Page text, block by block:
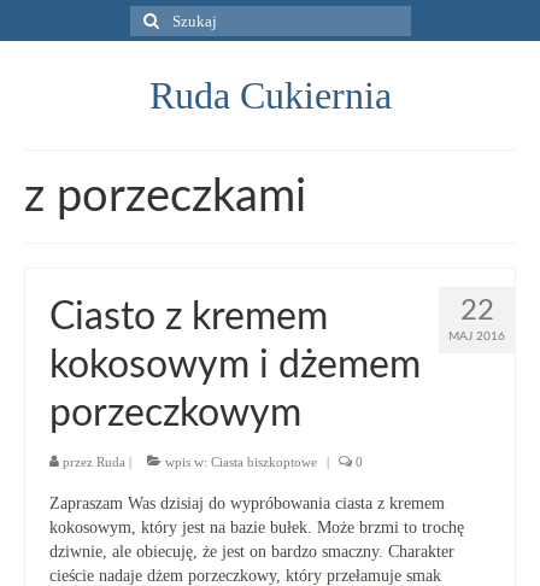
Szuklaj
w:
Ruda Cukiernia
z porzeczkami
22
MAJ 2016
Ciasto z kremem
kokosowym i dżemem
porzeczkowym
przez Ruda | wpis w: Ciasta biszkoptowe | 0
Zapraszam Was dzisiaj do wypróbowania ciasta z kremem
kokosowym, który jest na bazie bułek. Może brzmi to trochę
dziwnie, ale obiecuję, że jest on bardzo smaczny. Charakter
cieście nadaje dżem porzeczkowy, który przełamuje smak